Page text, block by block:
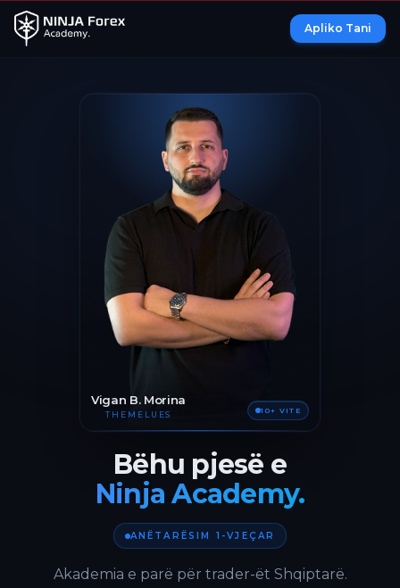
Apliko Tani
Vigan B. Morina
THEMELUES 10+ VITE
Bëhu pjesë e
Ninja Academy.
ANËTARËSIM 1-VJEÇAR
Akademia e parë për trader-ët Shqiptarë.